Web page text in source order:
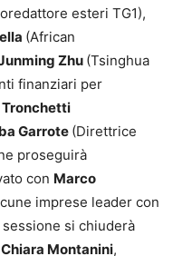
esteri TG1),
(African
Zhu (Tsinghua
finanziari per
Tronchetti
Garrote (Direttrice
proseguirà
con Marco
imprese leader con
si chiuderà
Montanini,